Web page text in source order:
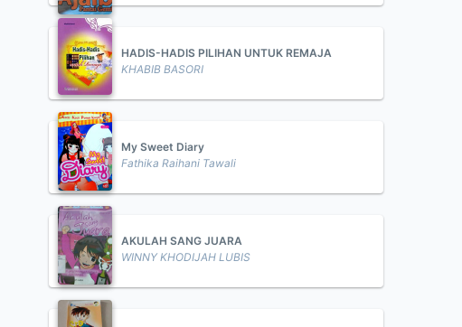
HADIS-HADIS PILIHAN UNTUK REMAJA
KHABIB BASORI
My Sweet Diary
Fathika Raihani Tawali
AKULAH SANG JUARA
WINNY KHODIJAH LUBIS